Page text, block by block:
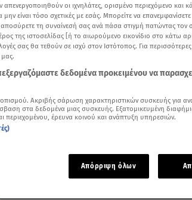
Add star.gr on Google
η καθηλωτική σκηνική παρουσία έδωσε
της
Eurovision 2025.
οι ιχνηλάτες, ορισμένο περιεχόμενο και
μην είναι τόσο σχετικές με εσάς. Μπορείτε να
αποσύρετε τη συναίνεσή σας ανά πάσα στιγμή πατώντας τον
της ιστοσελίδας [ή το αιωρούμενο εικονίδιο στο κάτω
σας θα τεθούν σε ισχύ στον Ιστότοπος. Για
δεδομένα προκειμένου να
Ακριβής σάρωση χαρακτηριστικών συσκευής για
στα δεδομένα μιας συσκευής. Εξατομικευμένη
περιεχομένου, έρευνα κοινού και ανάπτυξη υπηρεσιών.
Απόρριψη όλων